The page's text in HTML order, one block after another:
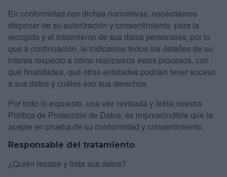
En conformidad con dichas normativas, necesitamos
disponer de su autorización y consentimiento para la
recogida y el tratamiento de sus datos personales, por lo
que a continuación, le indicamos todos los detalles de su
interés respecto a cómo realizamos estos procesos, con
qué finalidades, qué otras entidades podrían tener acceso
a sus datos y cuáles son sus derechos.
Por todo lo expuesto, una vez revisada y leída nuestra
Política de Protección de Datos, es imprescindible que la
acepte en prueba de su conformidad y consentimiento.
Responsable del tratamiento
¿Quién recaba y trata sus datos?